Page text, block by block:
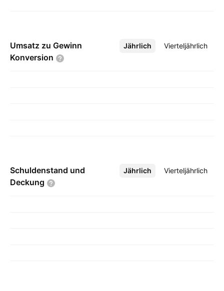
Umsatz zu Gewinn
Konversion
Jährlich Vierteljährlich
Mehr
Schuldenstand und
Deckung
Jährlich Vierteljährlich
Mehr